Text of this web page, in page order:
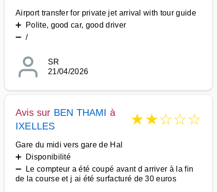
Airport transfer for private jet arrival with tour guide
➕ Polite, good car, good driver
➖ /
SR
21/04/2026
Avis sur BEN THAMI à
IXELLES
★★☆☆☆
Gare du midi vers gare de Hal
➕ Disponibilité
➖ Le compteur a été coupé avant d arriver à la fin
de la course et j ai été surfacturé de 30 euros